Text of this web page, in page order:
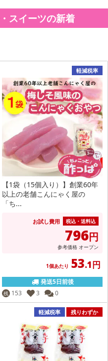
スイーツの新着
軽減税率
【1袋（15個入り）】創業60年
以上の老舗こんにゃく屋の
「ち...
お試し費用 税込・送料込
796円
参考価格 オープン
1個あたり 53.1円
発送5日前後
残 153 3 0
軽減税率 残りわずか